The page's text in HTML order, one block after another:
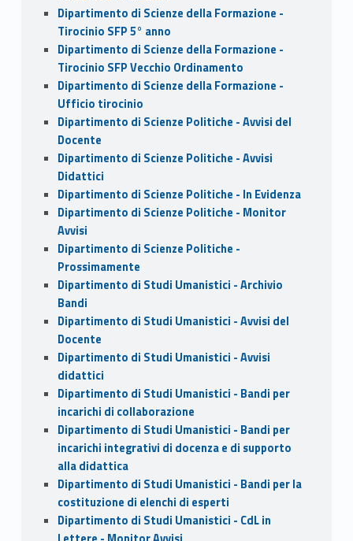
Dipartimento di Scienze della Formazione -
Tirocinio SFP 5° anno
Dipartimento di Scienze della Formazione -
Tirocinio SFP Vecchio Ordinamento
Dipartimento di Scienze della Formazione -
Ufficio tirocinio
Dipartimento di Scienze Politiche - Avvisi del
Docente
Dipartimento di Scienze Politiche - Avvisi
Didattici
Dipartimento di Scienze Politiche - In Evidenza
Dipartimento di Scienze Politiche - Monitor
Avvisi
Dipartimento di Scienze Politiche -
Prossimamente
Dipartimento di Studi Umanistici - Archivio
Bandi
Dipartimento di Studi Umanistici - Avvisi del
Docente
Dipartimento di Studi Umanistici - Avvisi
didattici
Dipartimento di Studi Umanistici - Bandi per
incarichi di collaborazione
Dipartimento di Studi Umanistici - Bandi per
incarichi integrativi di docenza e di supporto
alla didattica
Dipartimento di Studi Umanistici - Bandi per la
costituzione di elenchi di esperti
Dipartimento di Studi Umanistici - CdL in